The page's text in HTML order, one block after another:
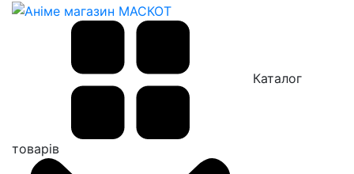
Каталог
товарів